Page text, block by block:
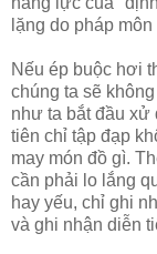
lặng do pháp
Nếu ép buộc hơi
chúng ta sẽ
như ta bắt đầu xử
tiên chỉ tập đạp
may món đồ gì.
cần phải lo lắng
hay yếu, chỉ ghi
và ghi nhận diễn